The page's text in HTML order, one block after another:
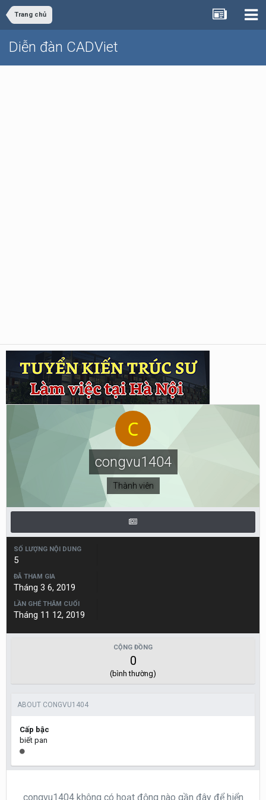
Trang chủ
Diễn đàn CADViet
congvu1404
Thành viên
SỐ LƯỢNG NỘI DUNG
5
ĐÃ THAM GIA
Tháng 3 6, 2019
LẦN GHÉ THĂM CUỐI
Tháng 11 12, 2019
CỘNG ĐỒNG
0
(bình thường)
ABOUT CONGVU1404
Cấp bậc
biết pan
congvu1404 không có hoạt động nào gần đây để hiển